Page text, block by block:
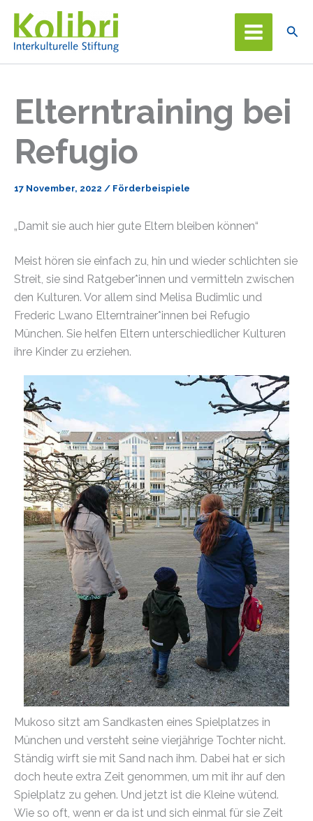
Inhalt
springen
Elterntraining bei
Refugio
17 November, 2022 / Förderbeispiele
„Damit sie auch hier gute Eltern bleiben können“
Meist hören sie einfach zu, hin und wieder schlichten sie
Streit, sie sind Ratgeber*innen und vermitteln zwischen
den Kulturen. Vor allem sind Melisa Budimlic und
Frederic Lwano Elterntrainer*innen bei Refugio
München. Sie helfen Eltern unterschiedlicher Kulturen
ihre Kinder zu erziehen.
Mukoso sitzt am Sandkasten eines Spielplatzes in
München und versteht seine vierjährige Tochter nicht.
Ständig wirft sie mit Sand nach ihm. Dabei hat er sich
doch heute extra Zeit genommen, um mit ihr auf den
Spielplatz zu gehen. Und jetzt ist die Kleine wütend.
Wie so oft, wenn er da ist und sich einmal für sie Zeit